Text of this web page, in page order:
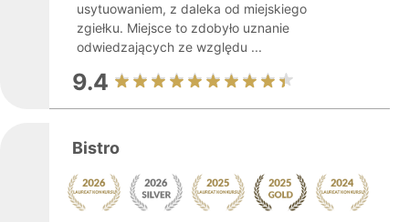
usytuowaniem, z daleka od miejskiego
zgiełku. Miejsce to zdobyło uznanie
odwiedzających ze względu ...
9.4
Bistro